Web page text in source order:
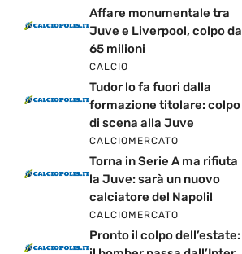
Affare monumentale tra
Juve e Liverpool, colpo da
65 milioni
CALCIO
Tudor lo fa fuori dalla
formazione titolare: colpo
di scena alla Juve
CALCIOMERCATO
Torna in Serie A ma rifiuta
la Juve: sarà un nuovo
calciatore del Napoli!
CALCIOMERCATO
Pronto il colpo dell’estate: